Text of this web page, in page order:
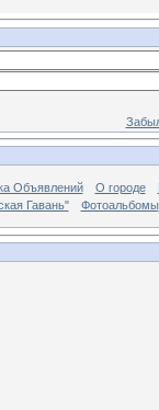
Объявлений О городе
Гавань" Фотоальбомы